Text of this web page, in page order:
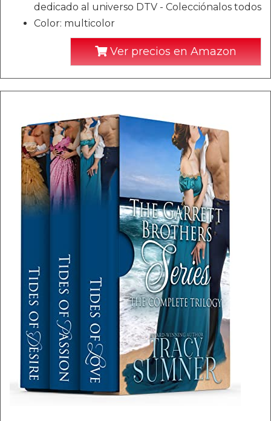
dedicado al universo DTV - Colecciónalos todos
Color: multicolor
Ver precios en Amazon